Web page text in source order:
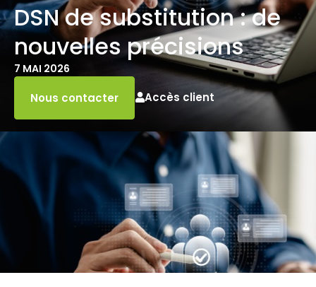
DSN de substitution : de
nouvelles précisions
7 MAI 2026
Nous contacter Accès client